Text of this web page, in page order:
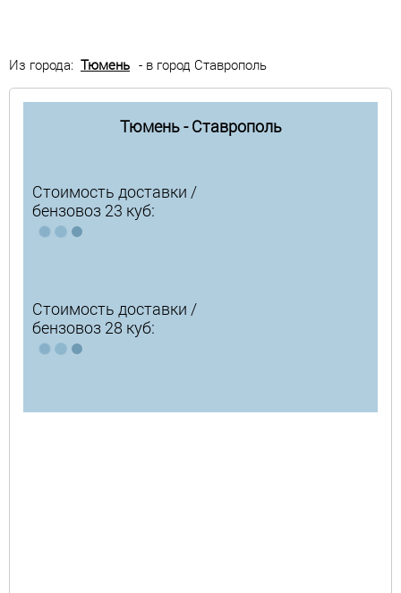
Из города: Тюмень - в город Ставрополь
Тюмень - Ставрополь
Стоимость доставки /
бензовоз 23 куб:
Стоимость доставки /
бензовоз 28 куб: